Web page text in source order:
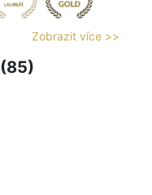
Zobrazit více >>
(85)